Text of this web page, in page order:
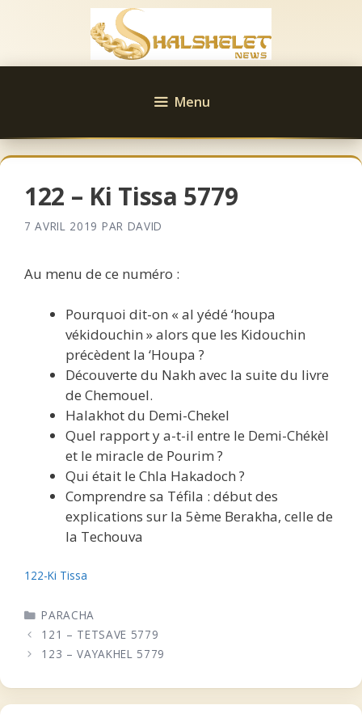
Menu
122 – Ki Tissa 5779
7 AVRIL 2019 PAR DAVID
Au menu de ce numéro :
Pourquoi dit-on « al yédé ‘houpa
vékidouchin » alors que les Kidouchin
précèdent la ‘Houpa ?
Découverte du Nakh avec la suite du livre
de Chemouel.
Halakhot du Demi-Chekel
Quel rapport y a-t-il entre le Demi-Chékèl
et le miracle de Pourim ?
Qui était le Chla Hakadoch ?
Comprendre sa Téfila : début des
explications sur la 5ème Berakha, celle de
la Techouva
122-Ki Tissa
CATÉGORIES
PARACHA
121 – TETSAVE 5779
123 – VAYAKHEL 5779